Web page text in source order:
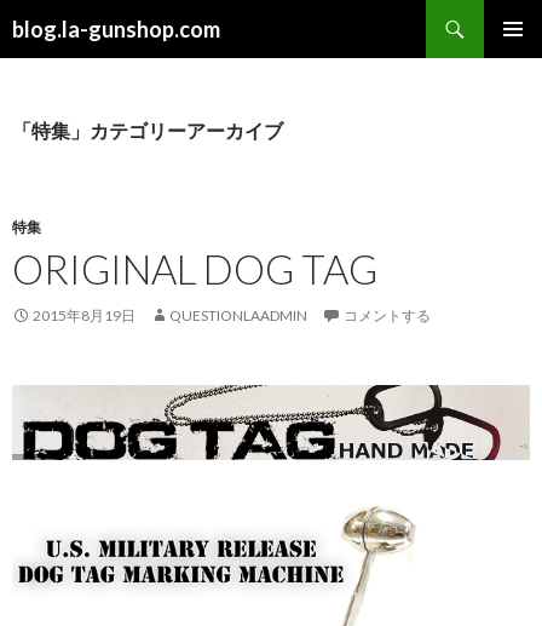
blog.la-gunshop.com
索
ン
キ
ッ
プ
「特集」カテゴリーアーカイブ
特集
ORIGINAL DOG TAG
2015年8月19日 QUESTIONLAADMIN コメントする